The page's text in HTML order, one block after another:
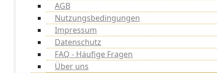
AGB
Nutzungsbedingungen
Impressum
Datenschutz
FAQ - Häufige Fragen
Über uns